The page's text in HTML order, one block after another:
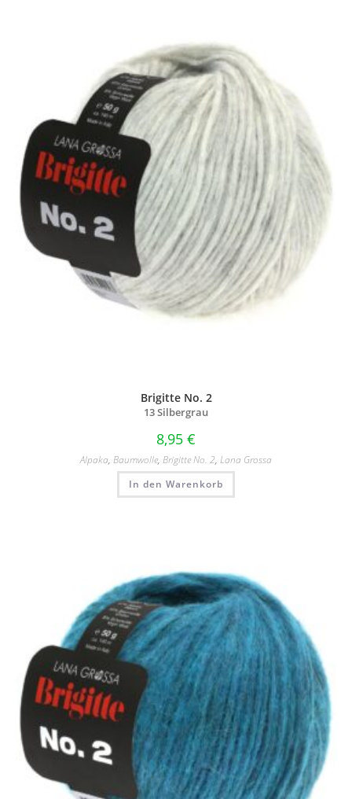
Brigitte No. 2
13 Silbergrau
8,95 €
Alpaka, Baumwolle, Brigitte No. 2, Lana Grossa
In den Warenkorb